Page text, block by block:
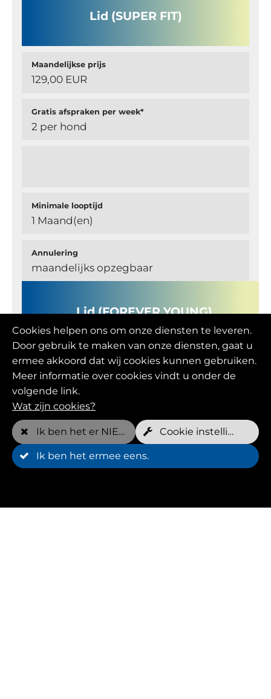
Lid (SUPER FIT)
Maandelijkse prijs
129,00 EUR
Gratis afspraken per week*
2 per hond
Minimale looptijd
1 Maand(en)
Annulering
maandelijks opzegbaar
Lid (FOREVER YOUNG)
Maandelijkse prijs
109,00 EUR
Gratis afspraken per week*
2 per hond
Cookies helpen ons om onze diensten te leveren.
Door gebruik te maken van onze diensten, gaat u
ermee akkoord dat wij cookies kunnen gebruiken.
Meer informatie over cookies vindt u onder de
volgende link.
Wat zijn cookies?
Ik ben het er NIET mee eens Cookie instellingen
Ik ben het ermee eens.